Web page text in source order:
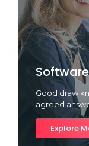
Good draw
agreed
Explore